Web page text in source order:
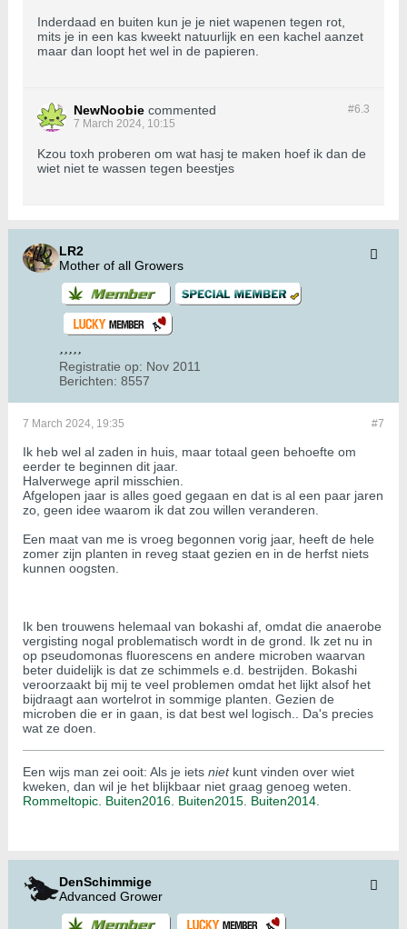
Inderdaad en buiten kun je je niet wapenen tegen rot,
mits je in een kas kweekt natuurlijk en een kachel aanzet
maar dan loopt het wel in de papieren.
#6.3
NewNoobie commented
7 March 2024, 10:15
Kzou toxh proberen om wat hasj te maken hoef ik dan de
wiet niet te wassen tegen beestjes
LR2
Mother of all Growers
Registratie op: Nov 2011
Berichten: 8557
#7
7 March 2024, 19:35
Ik heb wel al zaden in huis, maar totaal geen behoefte om
eerder te beginnen dit jaar.
Halverwege april misschien.
Afgelopen jaar is alles goed gegaan en dat is al een paar jaren
zo, geen idee waarom ik dat zou willen veranderen.
Een maat van me is vroeg begonnen vorig jaar, heeft de hele
zomer zijn planten in reveg staat gezien en in de herfst niets
kunnen oogsten.
Ik ben trouwens helemaal van bokashi af, omdat die anaerobe
vergisting nogal problematisch wordt in de grond. Ik zet nu in
op pseudomonas fluorescens en andere microben waarvan
beter duidelijk is dat ze schimmels e.d. bestrijden. Bokashi
veroorzaakt bij mij te veel problemen omdat het lijkt alsof het
bijdraagt aan wortelrot in sommige planten. Gezien de
microben die er in gaan, is dat best wel logisch.. Da's precies
wat ze doen.
Een wijs man zei ooit: Als je iets nietkunt vinden over wiet
kweken, dan wil je het blijkbaar niet graag genoeg weten.
Rommeltopic. Buiten2016. Buiten2015 Buiten2014
DenSchimmige
Advanced Grower